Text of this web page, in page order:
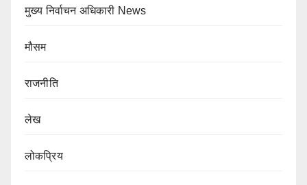
मुख्य निर्वाचन अधिकारी News
मौसम
राजनीति
लेख
लोकप्रिय